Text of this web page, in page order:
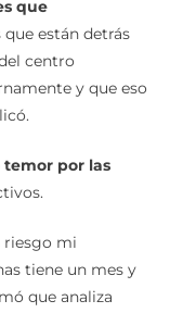
que
que están detrás
centro
y que eso
por las
riesgo mi
tiene un mes y
que analiza